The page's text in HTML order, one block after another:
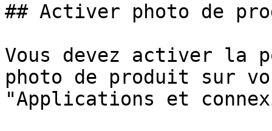
## Activer photo de
Vous devez activer
photo de produit sur
"Applications et